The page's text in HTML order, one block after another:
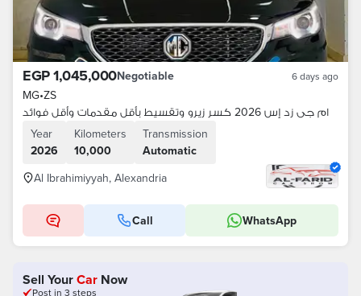
EGP 1,045,000Negotiable 6 days ago
MG•ZS
ام جى زد إس 2026 كسر زيرو وتقسيط بأقل مقدمات وأقل فوائد
Year
2026
Kilometers
10,000
Transmission
Automatic
Al Ibrahimiyyah, Alexandria
Call WhatsApp
Sell YourCar Now
Post in 3 steps